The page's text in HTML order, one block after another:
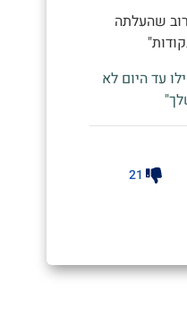
שהעלתה
עד היום לא
21